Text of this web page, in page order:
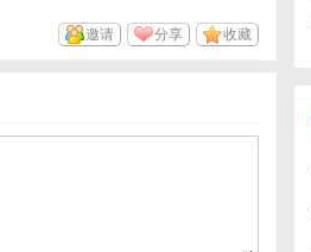
收藏
分享
邀请